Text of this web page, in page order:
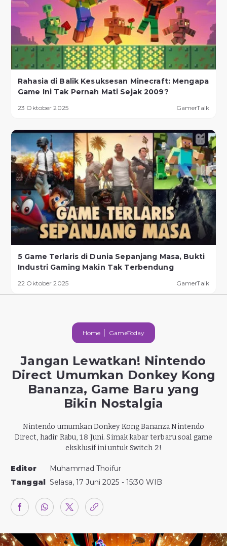
Rahasia di Balik Kesuksesan Minecraft: Mengapa
Game Ini Tak Pernah Mati Sejak 2009?
23 Oktober 2025 GamerTalk
5 Game Terlaris di Dunia Sepanjang Masa, Bukti
Industri Gaming Makin Tak Terbendung
22 Oktober 2025 GamerTalk
Home GameToday
Jangan Lewatkan! Nintendo
Direct Umumkan Donkey Kong
Bananza, Game Baru yang
Bikin Nostalgia
Nintendo umumkan Donkey Kong Bananza Nintendo
Direct, hadir Rabu, 18 Juni. Simak kabar terbaru soal game
eksklusif ini untuk Switch 2!
Editor
Muhammad Thoifur
Tanggal Selasa, 17 Juni 2025 - 15:30 WIB